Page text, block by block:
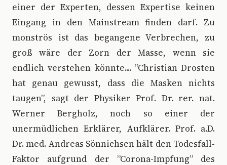
einer der Experten, dessen Expertise keinen
Eingang in den Mainstream finden darf. Zu
monströs ist das begangene Verbrechen, zu
groß wäre der Zorn der Masse, wenn sie
endlich verstehen könnte.... ”Christian Drosten
hat genau gewusst, dass die Masken nichts
taugen”, sagt der Physiker Prof. Dr. rer. nat.
Werner Bergholz, noch so einer der
unermüdlichen Erklärer, Aufklärer. Prof. a.D.
Dr. med. Andreas Sönnichsen hält den Todesfall-
Faktor aufgrund der ”Corona-Impfung” des